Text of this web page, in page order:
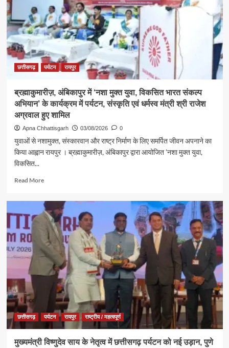
कैबिनेट
मंत्री
श्री
राजेश
अग्रवाल
ने
लखनपुर
में
विधि-
विधान
से
जलाभिषेक,
प्रदेशवासियों
शांति,
और
खुशहाली
की
कामना
छत्तीसगढ़ पर्यटन रायपुर
ब्रह्माकुमारीज़, अंबिकापुर में ‘नशा मुक्त युवा, विकसित भारत संकल्प
अभियान’ के कार्यक्रम में पर्यटन, संस्कृति एवं धर्मस्व मंत्री श्री राजेश
अग्रवाल हुए शामिल
Apna Chhattisgarh 03/08/2026 0
युवाओं से नशामुक्त, संस्कारवान और राष्ट्र निर्माण के लिए समर्पित जीवन अपनाने का
किया आह्वान रायपुर । ब्रह्माकुमारीज़, अंबिकापुर द्वारा आयोजित ’नशा मुक्त युवा,
विकसित...
Read MoreRead
ब्रह्माकुमारीज़,
अंबिकापुर
मुक्त
युवा,
विकसित
भारत
संकल्प
अभियान’
कार्यक्रम
संस्कृति
छत्तीसगढ़ पर्यटन रायपुर राष्ट्रीय / महत्वपूर्ण
मुख्यमंत्री विष्णुदेव साय के नेतृत्व में छत्तीसगढ़ पर्यटन को नई उड़ान, पुणे